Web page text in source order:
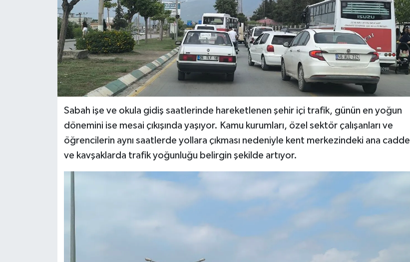
Sabah işe ve okula gidiş saatlerinde hareketlenen şehir içi trafik, günün en yoğun
dönemini ise mesai çıkışında yaşıyor. Kamu kurumları, özel sektör çalışanları ve
öğrencilerin aynı saatlerde yollara çıkması nedeniyle kent merkezindeki ana cadde
ve kavşaklarda trafik yoğunluğu belirgin şekilde artıyor.